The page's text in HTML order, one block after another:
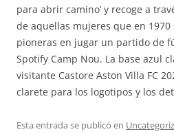
para abrir camino’ y recoge a
de aquellas mujeres que en
pioneras en jugar un partido de
Spotify Camp Nou. La base azul
visitante Castore Aston Villa FC
clarete para los logotipos y los
Esta entrada se publicó en